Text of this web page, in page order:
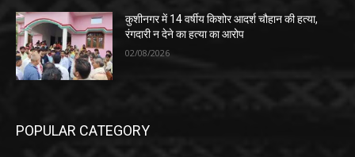
कुशीनगर में 14 वर्षीय किशोर आदर्श चौहान की हत्या,
रंगदारी न देने का हत्या का आरोप
02/08/2026
POPULAR CATEGORY